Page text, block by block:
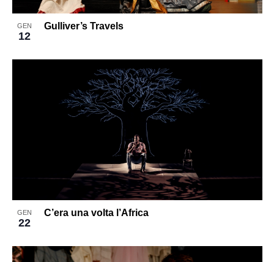
GEN
12
Gulliver’s Travels
GEN
22
C’era una volta l’Africa